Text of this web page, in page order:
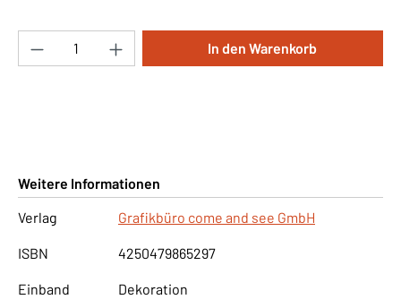
Produkt Anzahl: Gib den gewünschten
In den Warenkorb
Weitere Informationen
Verlag
Grafikbüro come and see GmbH
ISBN 4250479865297
Einband Dekoration